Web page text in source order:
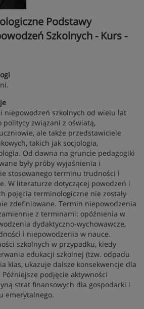
Podstawy
Szkolnych - Kurs -
niepowodzeń szkolnych od wielu lat
związani z oświatą,
ale także przedstawiciele
takich jak socjologia,
Od dawna na gruncie pedagogiki
były próby wyjaśnienia i
stosowanego terminu trudności i
W literaturze dotyczącej powodzeń i
pojęcia terminologiczne nie zostały
zdefiniowane. Termin niepowodzenia
z terminami: opóźnienia w
dydaktyczno-wychowawcze,
i niepowodzenia w nauce.
szkolnych w przypadku, kiedy
edukacji szkolnej (tzw. odpadu
klas, ukazuje dalsze konsekwencje dla
Późniejsze podjęcie aktywności
strat finansowych dla gospodarki i
emerytalnego.